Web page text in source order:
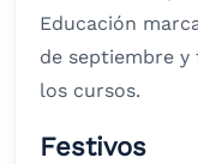
Educación
de septiembre
los cursos.
Festivos